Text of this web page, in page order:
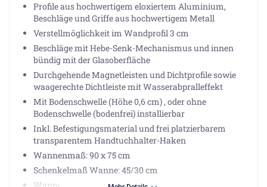
Profile aus hochwertigem eloxiertem Aluminium,
Beschläge und Griffe aus hochwertigem Metall
Verstellmöglichkeit im Wandprofil 3 cm
Beschläge mit Hebe-Senk-Mechanismus und innen
bündig mit der Glasoberfläche
Durchgehende Magnetleisten und Dichtprofile sowie
waagerechte Dichtleiste mit Wasserabpralleffekt
Mit Bodenschwelle (Höhe 0,6 cm) , oder ohne
Bodenschwelle (bodenfrei) installierbar
Inkl. Befestigungsmaterial und frei platzierbarem
transparentem Handtuchhalter-Haken
Wannenmaß: 90 x 75 cm
Schenkelmaß Wanne: 45/30 cm